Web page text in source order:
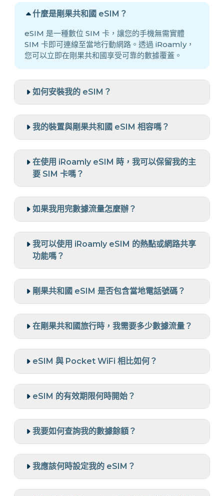
什麼是剛果共和國 eSIM？
eSIM 是一種數位 SIM 卡，讓您的手機無需實體
SIM 卡即可連線至當地行動網路。透過 iRoamly，
您可以立即在剛果共和國享受可靠的數據覆蓋。
如何安裝我的 eSIM？
我的裝置與剛果共和國 eSIM 相容嗎？
在使用 iRoamly eSIM 時，我可以保留我的主
要 SIM 卡嗎？
如果我用完數據流量怎麼辦？
我可以使用 iRoamly eSIM 的熱點或網路共享
功能嗎？
剛果共和國 eSIM 是否包含當地電話號碼？
在剛果共和國旅行時，我需要多少數據流量？
eSIM 與 Pocket WiFi 相比如何？
eSIM 的有效期限何時開始？
我要如何查詢我的數據餘額？
我應該何時設定我的 eSIM？